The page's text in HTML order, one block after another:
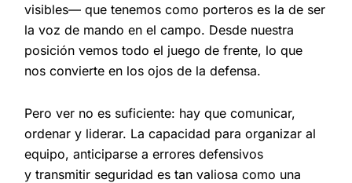
visibles— que tenemos como porteros es la de ser
la voz de mando en el campo. Desde nuestra
posición vemos todo el juego de frente, lo que
nos convierte en los ojos de la defensa.
Pero ver no es suficiente: hay que comunicar,
ordenar y liderar. La capacidad para organizar al
equipo, anticiparse a errores defensivos
y transmitir seguridad es tan valiosa como una